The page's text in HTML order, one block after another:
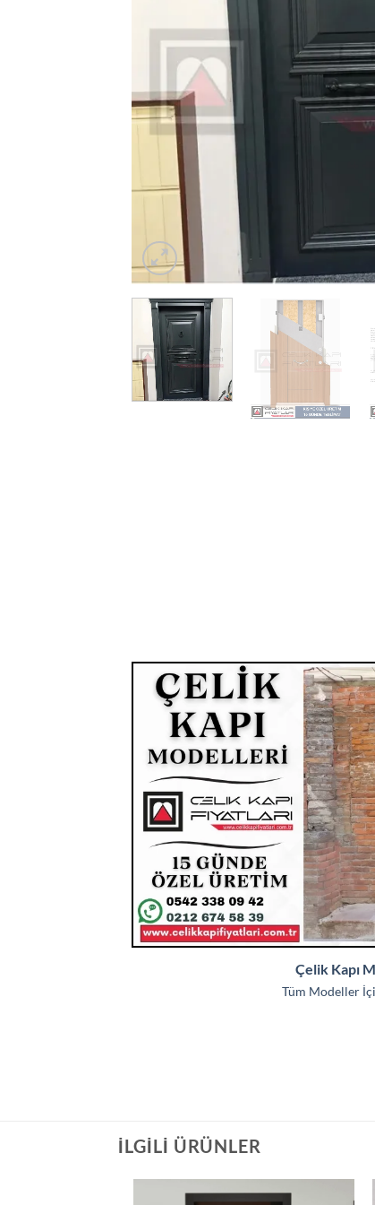
Çelik Kapı
Tüm Modeller
İLGILI ÜRÜNLER